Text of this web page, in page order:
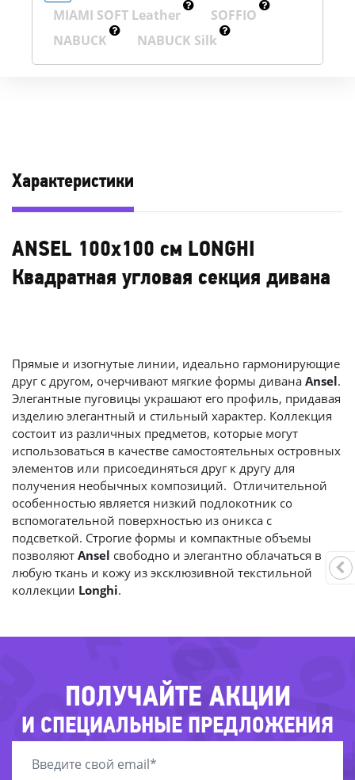
MIAMI SOFT Leather
SOFFIO
NABUCK
NABUCK Silk
Характеристики
ANSEL 100х100 см LONGHI
Квадратная угловая секция дивана
Прямые и изогнутые линии, идеально гармонирующие
друг с другом, очерчивают мягкие формы дивана Ansel.
Элегантные пуговицы украшают его профиль, придавая
изделию элегантный и стильный характер. Коллекция
состоит из различных предметов, которые могут
использоваться в качестве самостоятельных островных
элементов или присоединяться друг к другу для
получения необычных композиций. Отличительной
особенностью является низкий подлокотник со
вспомогательной поверхностью из оникса с
подсветкой. Строгие формы и компактные объемы
позволяют Ansel свободно и элегантно облачаться в
любую ткань и кожу из эксклюзивной текстильной
коллекции Longhi.
ПОЛУЧАЙТЕ АКЦИИ
И СПЕЦИАЛЬНЫЕ ПРЕДЛОЖЕНИЯ
-74%
-45%-